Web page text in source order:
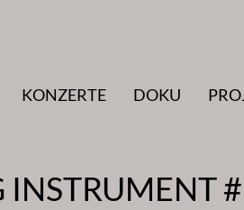
KONZERTE DOKU
INSTRUMENT